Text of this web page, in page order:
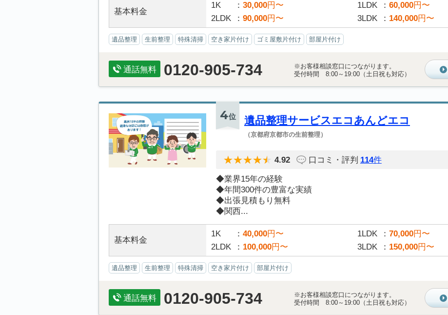
基本料金
1K 30,000円〜 1LDK 60,000円〜
2LDK
90,000円〜 3LDK 140,000円〜
遺品整理 生前整理 特殊清掃 空き家片付け ゴミ屋敷片付け 部屋片付け
通話無料 0120-905-734
※お客様相談窓口につながります。
受付時間 8:00～19:00（土日祝も対応）
4位 遺品整理サービスエコあんどエコ
（京都府京都市の生前整理）
4.92 口コミ・評判 114件
◆業界15年の経験
◆年間300件の豊富な実績
◆出張見積もり無料
◆関西...
基本料金
1K 40,000円〜 1LDK 70,000円〜
2LDK
100,000円〜 3LDK 150,000円〜
遺品整理 生前整理 特殊清掃 空き家片付け 部屋片付け
通話無料 0120-905-734
※お客様相談窓口につながります。
受付時間 8:00～19:00（土日祝も対応）